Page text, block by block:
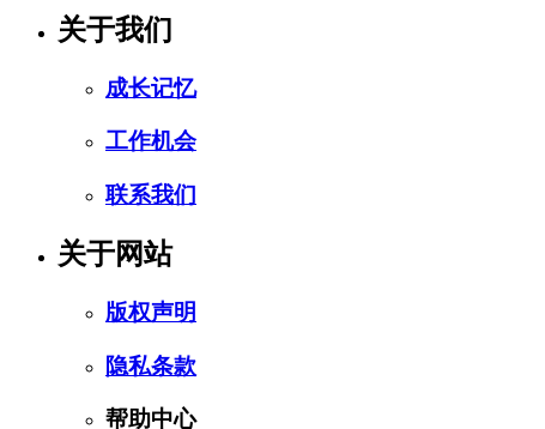
关于我们
成长记忆
工作机会
联系我们
关于网站
版权声明
隐私条款
帮助中心